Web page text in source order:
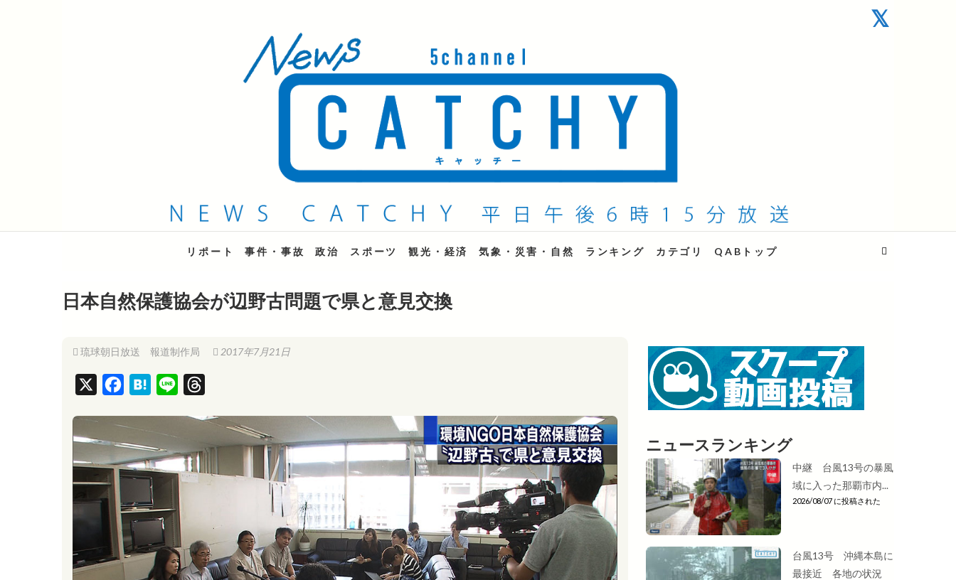
QAB NEWS Headline
キャッチー 月曜〜金曜 午後6時15分放送
リポート 事件・事故 政治 スポーツ 観光・経済 気象・災害・自然 ランキング カテゴリ QABトップ
日本自然保護協会が辺野古問題で県と意見交換
琉球朝日放送 報道制作局 2017年7月21日
c
e
b
o
k
H
e
n
a
e
r
e
a
ニュースランキング
中継 台風13号の暴風
域に入った那覇市内...
2026/08/07 に投稿された
台風13号 沖縄本島に
最接近 各地の状況